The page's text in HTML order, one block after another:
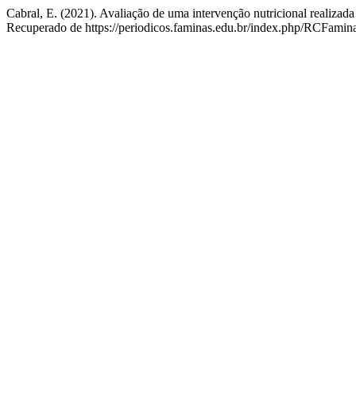
Cabral, E. (2021). Avaliação de uma intervenção nutricional
Recuperado de https://periodicos.faminas.edu.br/index.php/